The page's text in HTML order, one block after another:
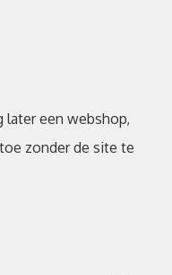
een webshop,
zonder de site te